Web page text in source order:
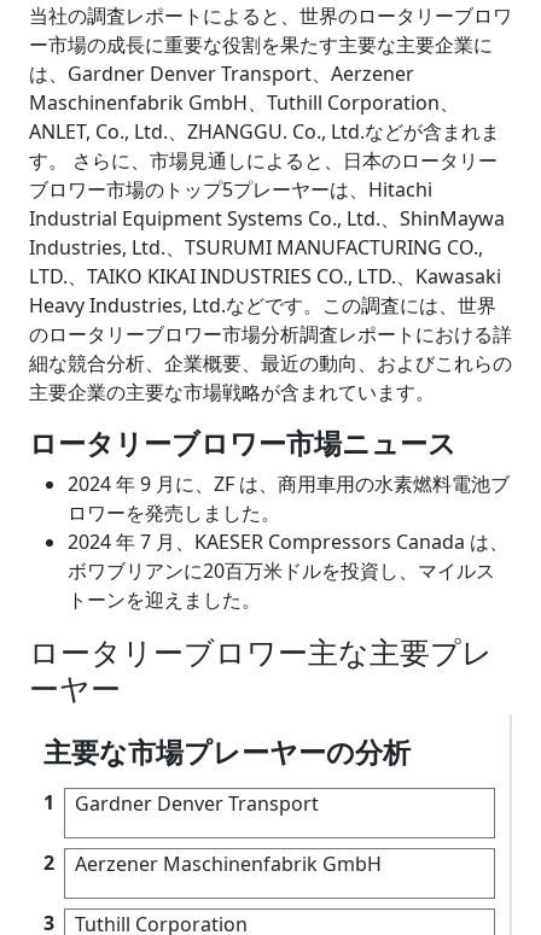
当社の調査レポートによると、世界のロータリーブロワ
ー市場の成長に重要な役割を果たす主要な主要企業に
は、 Gardner Denver Transport、Aerzener
Maschinenfabrik GmbH、Tuthill Corporation、
ANLET, Co., Ltd.、ZHANGGU. Co., Ltd.などが含まれま
す。 さらに、市場見通しによると、日本のロータリー
ブロワー市場のトップ5プレーヤーは、 Hitachi
Industrial Equipment Systems Co., Ltd.、ShinMaywa
Industries, Ltd.、TSURUMI MANUFACTURING CO.,
LTD.、TAIKO KIKAI INDUSTRIES CO., LTD.、Kawasaki
Heavy Industries, Ltd.などです。この調査には、世界
のロータリーブロワー市場分析調査レポートにおける詳
細な競合分析、企業概要、最近の動向、およびこれらの
主要企業の主要な市場戦略が含まれています。
ロータリーブロワー市場ニュース
2024 年 9 月に、ZF は、商用車用の水素燃料電池ブ
ロワーを発売しました。
2024 年 7 月、KAESER Compressors Canada は、
ボワブリアンに20百万米ドルを投資し、マイルス
トーンを迎えました。
ロータリーブロワー主な主要プレ
ーヤー
主要な市場プレーヤーの分析
1 Gardner Denver Transport
2 Aerzener Maschinenfabrik GmbH
3 Tuthill Corporation